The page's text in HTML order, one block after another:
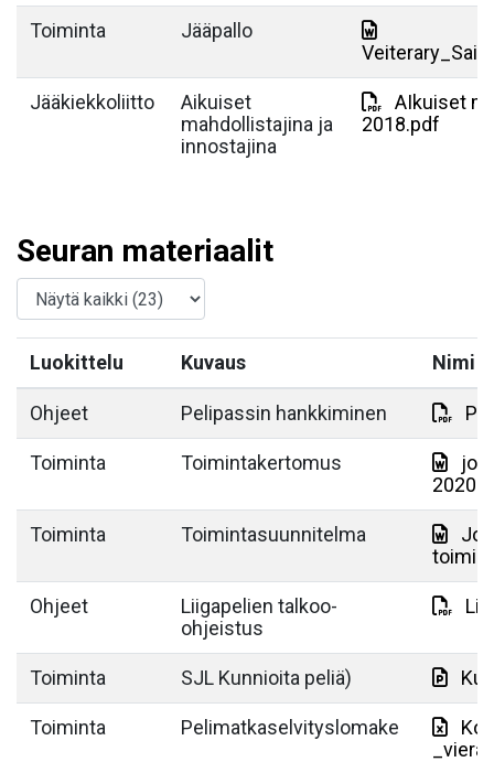
Toiminta
Jääpallo
Jääkiekkoliitto
Aikuiset
mahdollistajina ja
innostajina
AIkuiset
2018.pdf
Seuran materiaalit
Luokittelu Kuvaus Nimi
Ohjeet Pelipassin hankkiminen
Toiminta Toimintakertomus
Toiminta Toimintasuunnitelma
Ohjeet
Liigapelien talkoo-
ohjeistus
Toiminta SJL Kunnioita peliä)
Toiminta Pelimatkaselvityslomake